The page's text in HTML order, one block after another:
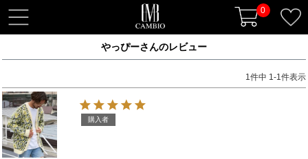
0
t
o
l
e
n
a
v
やっぴーさんのレビュー
1件中 1-1件表示
購入者